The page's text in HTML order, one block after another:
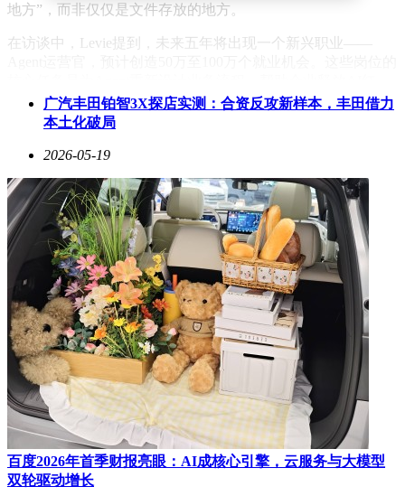
地方”，而非仅仅是文件存放的地方。
在访谈中，Levie提到，未来五年将出现一个新兴职业——
利。他解释说，传统企业高度监管，数据分散在不同系统中，
工作方式固化，需要有人重新定义围绕Agent的工作流程。
Levie还讨论了AI对SaaS领域的影响。他认为，AI不会杀死软
间调度时，这些工具将变成Agent的“数据库”。未来，软件的
价值将取决于其API的稳健性和业务逻辑的深度，而非界面设
计。
对于企业如何管理Token预算，Levie建议，Token分配应与公
司价值产出最高的环节直接挂钩。他提到，一些公司通过内
部“融资”活动分配Token预算，团队需要为自己的需求做陈
述，公司则像风险投资一样统一分配资源。他认为，未来
Token预算将从IT支出迁移到运营支出，成为业务部门可以直
接调配的资源。
在谈到AI在企业落地的难点时，Levie指出，监管、合规和安
全是主要挑战。他提到，Agent需要精准引导，数据需要整
理，工作流需要明确定义，人类介入点也需要明确。这些工作
将为埃森哲等咨询公司带来巨大机会，因为每家企业都需要经
历变革管理过程。
广汽丰田铂智3X探店实测：合资反攻新样本，丰田借力
本土化破局
2026-05-19
百度2026年首季财报亮眼：AI成核心引擎，云服务与大模型
双轮驱动增长